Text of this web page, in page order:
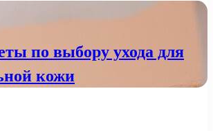
по выбору ухода для
кожи